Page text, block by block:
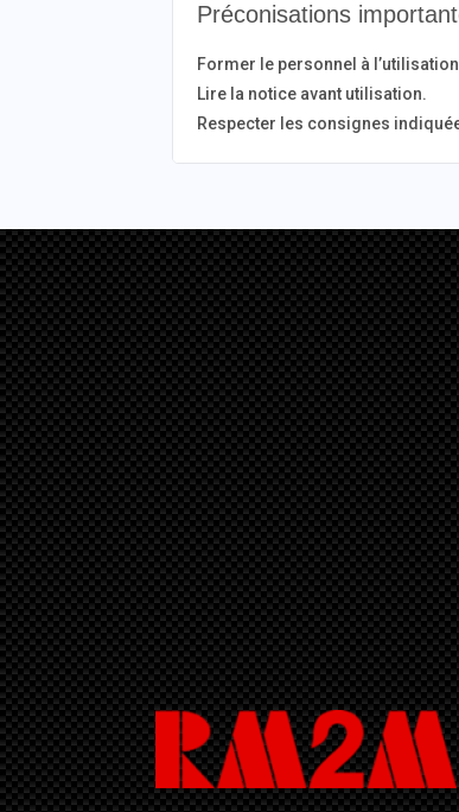
Préconisations
Former le personnel à
Lire la notice avant utilisation.
Respecter les consignes